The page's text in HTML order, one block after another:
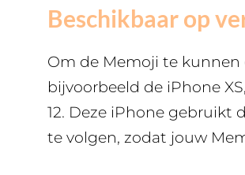
Beschikbaar op
Om de Memoji te kunnen
bijvoorbeeld de iPhone
12. Deze iPhone gebruikt
te volgen, zodat jouw